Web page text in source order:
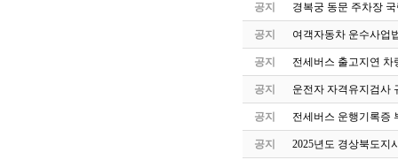
공지 경복궁 동문 주차장
공지 여객자동차 운수사업
공지 전세버스 출고지연 차
공지 운전자 자격유지검사
공지 전세버스 운행기록증
공지 2025년도 경상북도지